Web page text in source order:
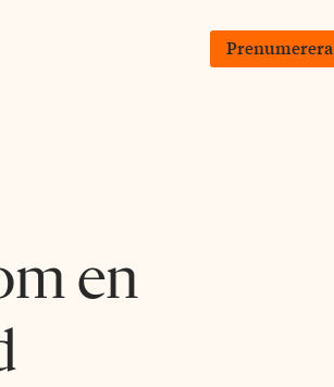
Prenumerera
en